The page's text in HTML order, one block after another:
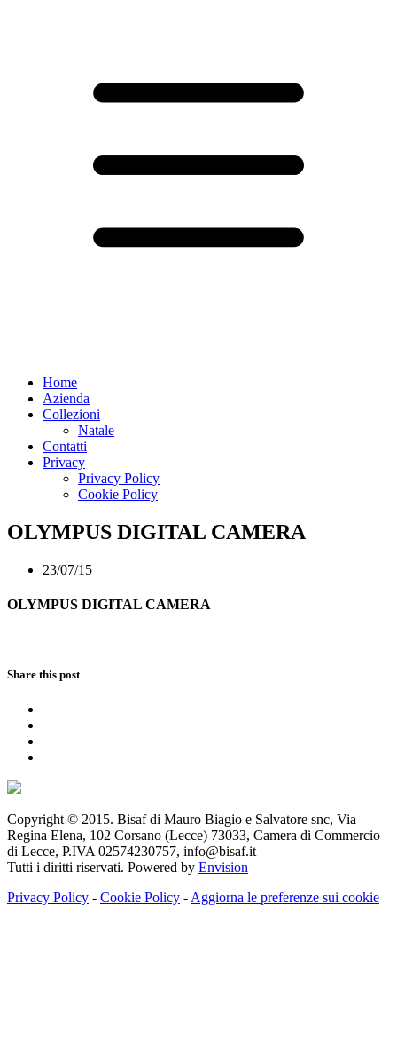
Home
Azienda
Collezioni
Natale
Contatti
Privacy
Privacy Policy
Cookie Policy
OLYMPUS DIGITAL CAMERA
23/07/15
OLYMPUS DIGITAL CAMERA
Share this post
Copyright © 2015. Bisaf di Mauro Biagio e Salvatore snc, Via
Regina Elena, 102 Corsano (Lecce) 73033, Camera di Commercio
di Lecce, P.IVA 02574230757, info@bisaf.it
Tutti i diritti riservati. Powered by Envision
Privacy Policy - Cookie Policy - Aggiorna le preferenze sui cookie